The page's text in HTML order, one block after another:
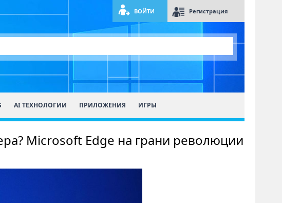
ВОЙТИ Регистрация
AI ТЕХНОЛОГИИ ПРИЛОЖЕНИЯ ИГРЫ
Microsoft Edge на грани революции